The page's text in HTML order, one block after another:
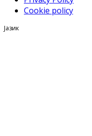
Cookie policy
Јазик